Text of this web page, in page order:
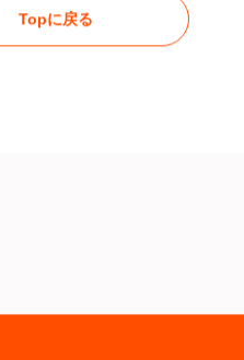
Topに戻る